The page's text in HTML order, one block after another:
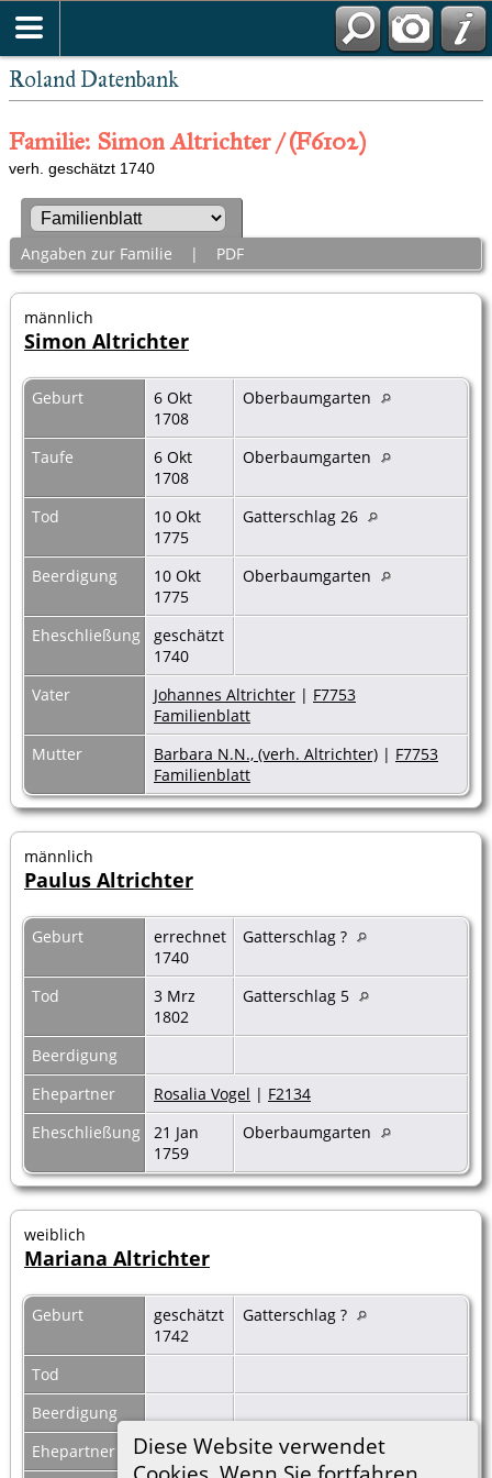
Roland Datenbank
Diese Website verwendet
Familie: Simon Altrichter / (F6102)
verh. geschätzt 1740
Angaben zur Familie | PDF
männlich
Simon Altrichter
Geburt
6 Okt
1708
Oberbaumgarten
Taufe
6 Okt
1708
Oberbaumgarten
Tod
10 Okt
1775
Gatterschlag 26
Beerdigung
10 Okt
1775
Oberbaumgarten
Eheschließung
geschätzt
1740
Vater
Johannes Altrichter | F7753
Familienblatt
Mutter
Barbara N.N., (verh. Altrichter) | F7753
Familienblatt
männlich
Paulus Altrichter
Geburt
errechnet
1740
Gatterschlag ?
Tod
3 Mrz
1802
Gatterschlag 5
Beerdigung
Ehepartner
Rosalia Vogel | F2134
Eheschließung
21 Jan
1759
Oberbaumgarten
weiblich
Mariana Altrichter
Geburt
geschätzt
1742
Gatterschlag ?
Tod
Beerdigung
Ehepartner
Andreas Hantzl|F6760